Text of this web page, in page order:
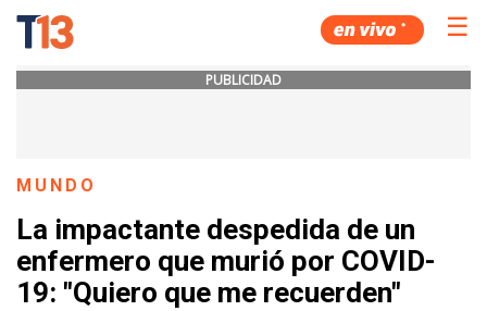
☰
PUBLICIDAD
MUNDO
La impactante despedida de un
enfermero que murió por COVID-
19: "Quiero que me recuerden"